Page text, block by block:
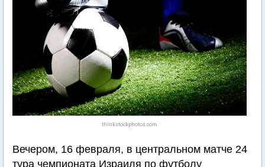
thinkstockphotos.com
Вечером, 16 февраля, в центральном матче 24
тура чемпионата Израиля по футболу